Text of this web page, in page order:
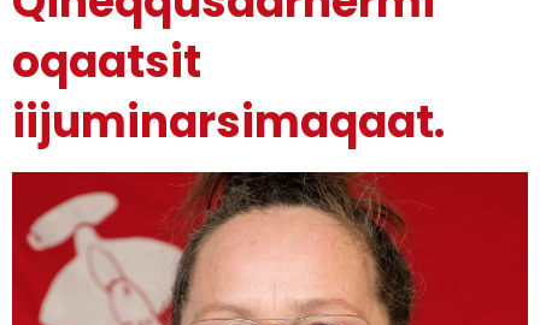
oqaatsit
iijuminarsimaqaat.